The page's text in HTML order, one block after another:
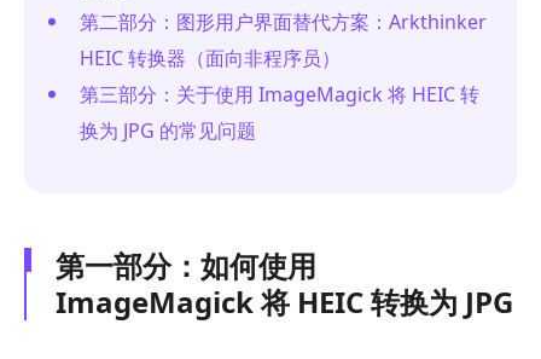
第二部分：图形用户界面替代方案：Arkthinker
HEIC 转换器（面向非程序员）
第三部分：关于使用 ImageMagick 将 HEIC 转
换为 JPG 的常见问题
第一部分：如何使用
ImageMagick 将 HEIC 转换为 JPG